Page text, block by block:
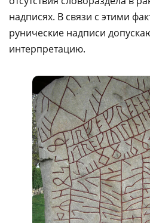
надписях. В связи с этими
рунические надписи
интерпретацию.